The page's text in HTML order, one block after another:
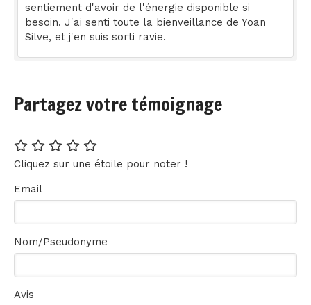
sentiement d'avoir de l'énergie disponible si
besoin. J'ai senti toute la bienveillance de Yoan
Silve, et j'en suis sorti ravie.
Partagez votre témoignage
Cliquez sur une étoile pour noter !
Email
Nom/Pseudonyme
Avis